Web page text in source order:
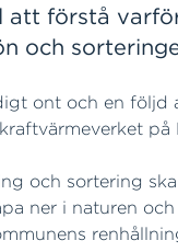
att förstå
och
ont och en följd
och sortering
ner i naturen